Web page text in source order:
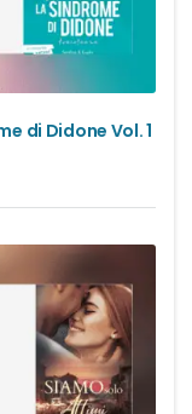
di Didone Vol. 1